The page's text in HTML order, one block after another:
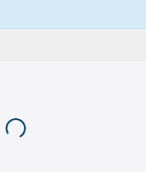
Yliajettava:ei